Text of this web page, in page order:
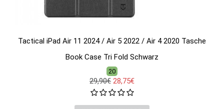
Tactical iPad Air 11 2024 / Air 5 2022 / Air 4 2020 Tasche
Book Case Tri Fold Schwarz
20
29,90€ 28,75€